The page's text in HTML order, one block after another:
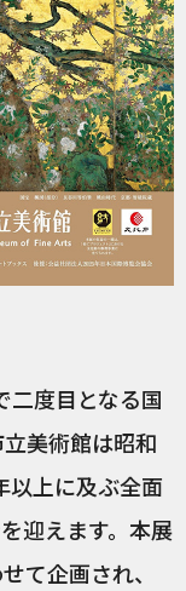
二度目となる国
美術館は昭和
以上に及ぶ全面
迎えます。本展
て企画され、